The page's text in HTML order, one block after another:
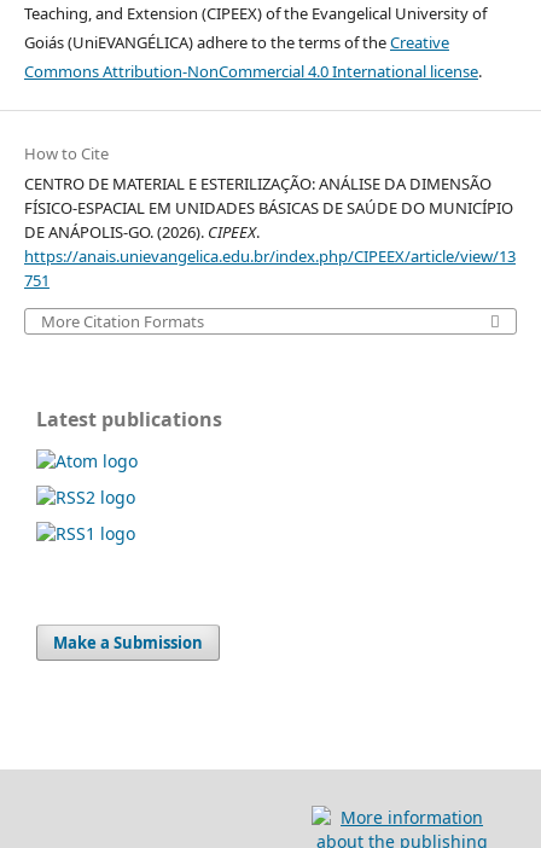
Teaching, and Extension (CIPEEX) of the Evangelical University of
Goiás (UniEVANGÉLICA) adhere to the terms of theCreative
Commons Attribution-NonCommercial 4.0 International license.
How to Cite
CENTRO DE MATERIAL E ESTERILIZAÇÃO: ANÁLISE DA DIMENSÃO
FÍSICO-ESPACIAL EM UNIDADES BÁSICAS DE SAÚDE DO MUNICÍPIO
DE ANÁPOLIS-GO. (2026). CIPEEX.
https://anais.unievangelica.edu.br/index.php/CIPEEX/article/view/13
751
More Citation Formats
Latest publications
Make a Submission